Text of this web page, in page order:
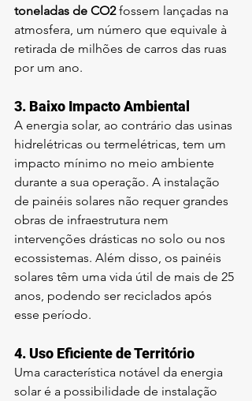
toneladas de CO2 fossem lançadas na
atmosfera, um número que equivale à
retirada de milhões de carros das ruas
por um ano.
3. Baixo Impacto Ambiental
A energia solar, ao contrário das usinas
hidrelétricas ou termelétricas, tem um
impacto mínimo no meio ambiente
durante a sua operação. A instalação
de painéis solares não requer grandes
obras de infraestrutura nem
intervenções drásticas no solo ou nos
ecossistemas. Além disso, os painéis
solares têm uma vida útil de mais de 25
anos, podendo ser reciclados após
esse período.
4. Uso Eficiente de Território
Uma característica notável da energia
solar é a possibilidade de instalação